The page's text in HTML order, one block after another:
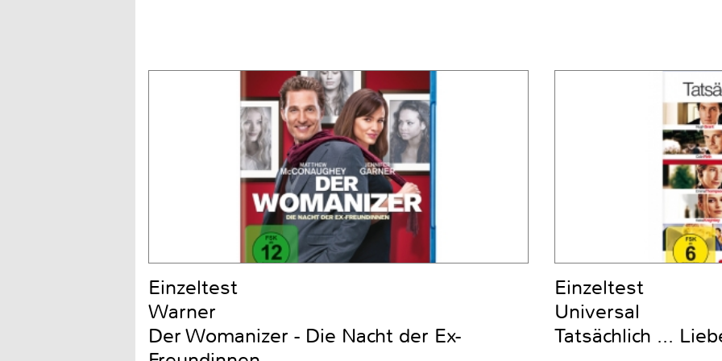
Einzeltest
Warner
Der Womanizer - Die Nacht der Ex-
Einzeltest
Universal
Tatsächlich ...